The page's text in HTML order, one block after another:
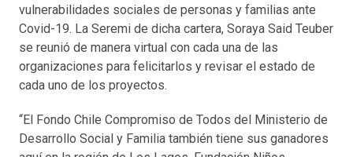
vulnerabilidades sociales de personas y familias ante
Covid-19. La Seremi de dicha cartera, Soraya Said Teuber
se reunió de manera virtual con cada una de las
organizaciones para felicitarlos y revisar el estado de
cada uno de los proyectos.
“El Fondo Chile Compromiso de Todos del Ministerio de
Desarrollo Social y Familia también tiene sus ganadores